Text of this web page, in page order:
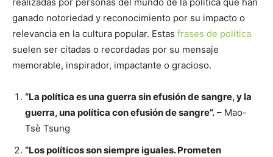
realizadas por personas del mundo de la política que han
ganado notoriedad y reconocimiento por su impacto o
relevancia en la cultura popular. Estas frases de política
suelen ser citadas o recordadas por su mensaje
memorable, inspirador, impactante o gracioso.
“La política es una guerra sin efusión de sangre, y la
guerra, una política con efusión de sangre”. – Mao-
Tsè Tsung
“Los políticos son siempre iguales. Prometen